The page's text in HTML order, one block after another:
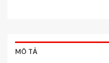
MÔ TẢ